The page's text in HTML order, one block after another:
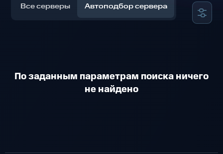
Все серверы Автоподбор сервера
По заданным параметрам поиска ничего
не найдено